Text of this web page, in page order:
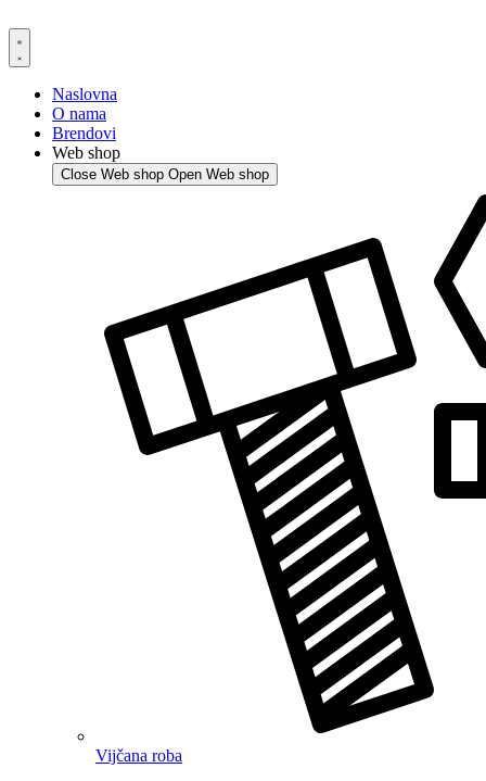
to
content
Naslovna
O nama
Brendovi
Web shop
Close Web shop Open Web shop
Vijčana roba